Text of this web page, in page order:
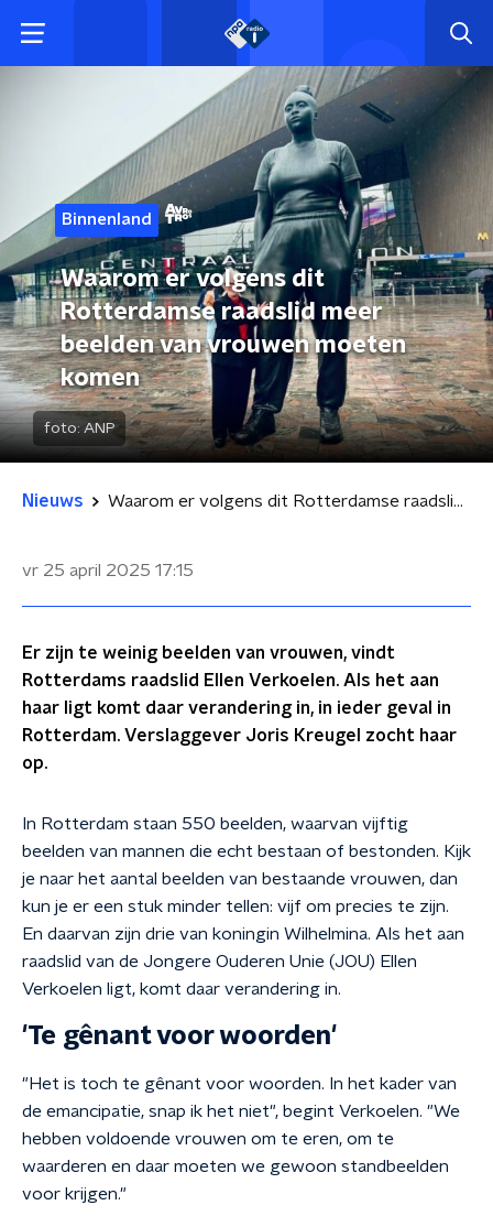
Binnenland
Waarom er volgens dit
Rotterdamse raadslid meer
beelden van vrouwen moeten
komen
foto: ANP
Nieuws Waarom er volgens dit Rotterdamse raadslid meer beelden van vrouwen moeten komen
vr 25 april 2025 17:15
Er zijn te weinig beelden van vrouwen, vindt
Rotterdams raadslid Ellen Verkoelen. Als het aan
haar ligt komt daar verandering in, in ieder geval in
Rotterdam. Verslaggever Joris Kreugel zocht haar
op.
In Rotterdam staan 550 beelden, waarvan vijftig
beelden van mannen die echt bestaan of bestonden. Kijk
je naar het aantal beelden van bestaande vrouwen, dan
kun je er een stuk minder tellen: vijf om precies te zijn.
En daarvan zijn drie van koningin Wilhelmina. Als het aan
raadslid van de Jongere Ouderen Unie (JOU) Ellen
Verkoelen ligt, komt daar verandering in.
'Te gênant voor woorden'
"Het is toch te gênant voor woorden. In het kader van
de emancipatie, snap ik het niet", begint Verkoelen. "We
hebben voldoende vrouwen om te eren, om te
waarderen en daar moeten we gewoon standbeelden
voor krijgen."